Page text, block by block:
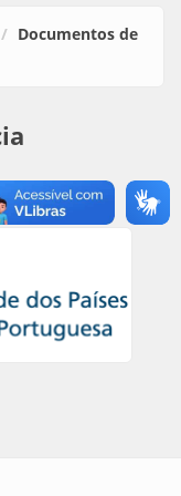
Documentos de